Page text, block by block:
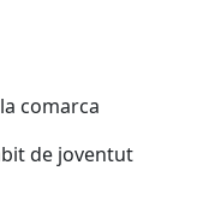
comarca
de joventut